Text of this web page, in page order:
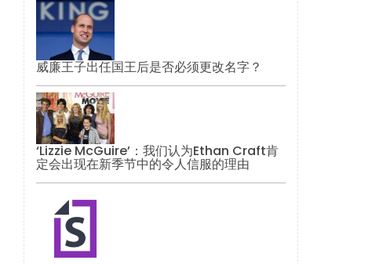
威廉王子出任国王后是否必须更改名字？
‘Lizzie McGuire’：我们认为Ethan Craft肯
定会出现在新季节中的令人信服的理由